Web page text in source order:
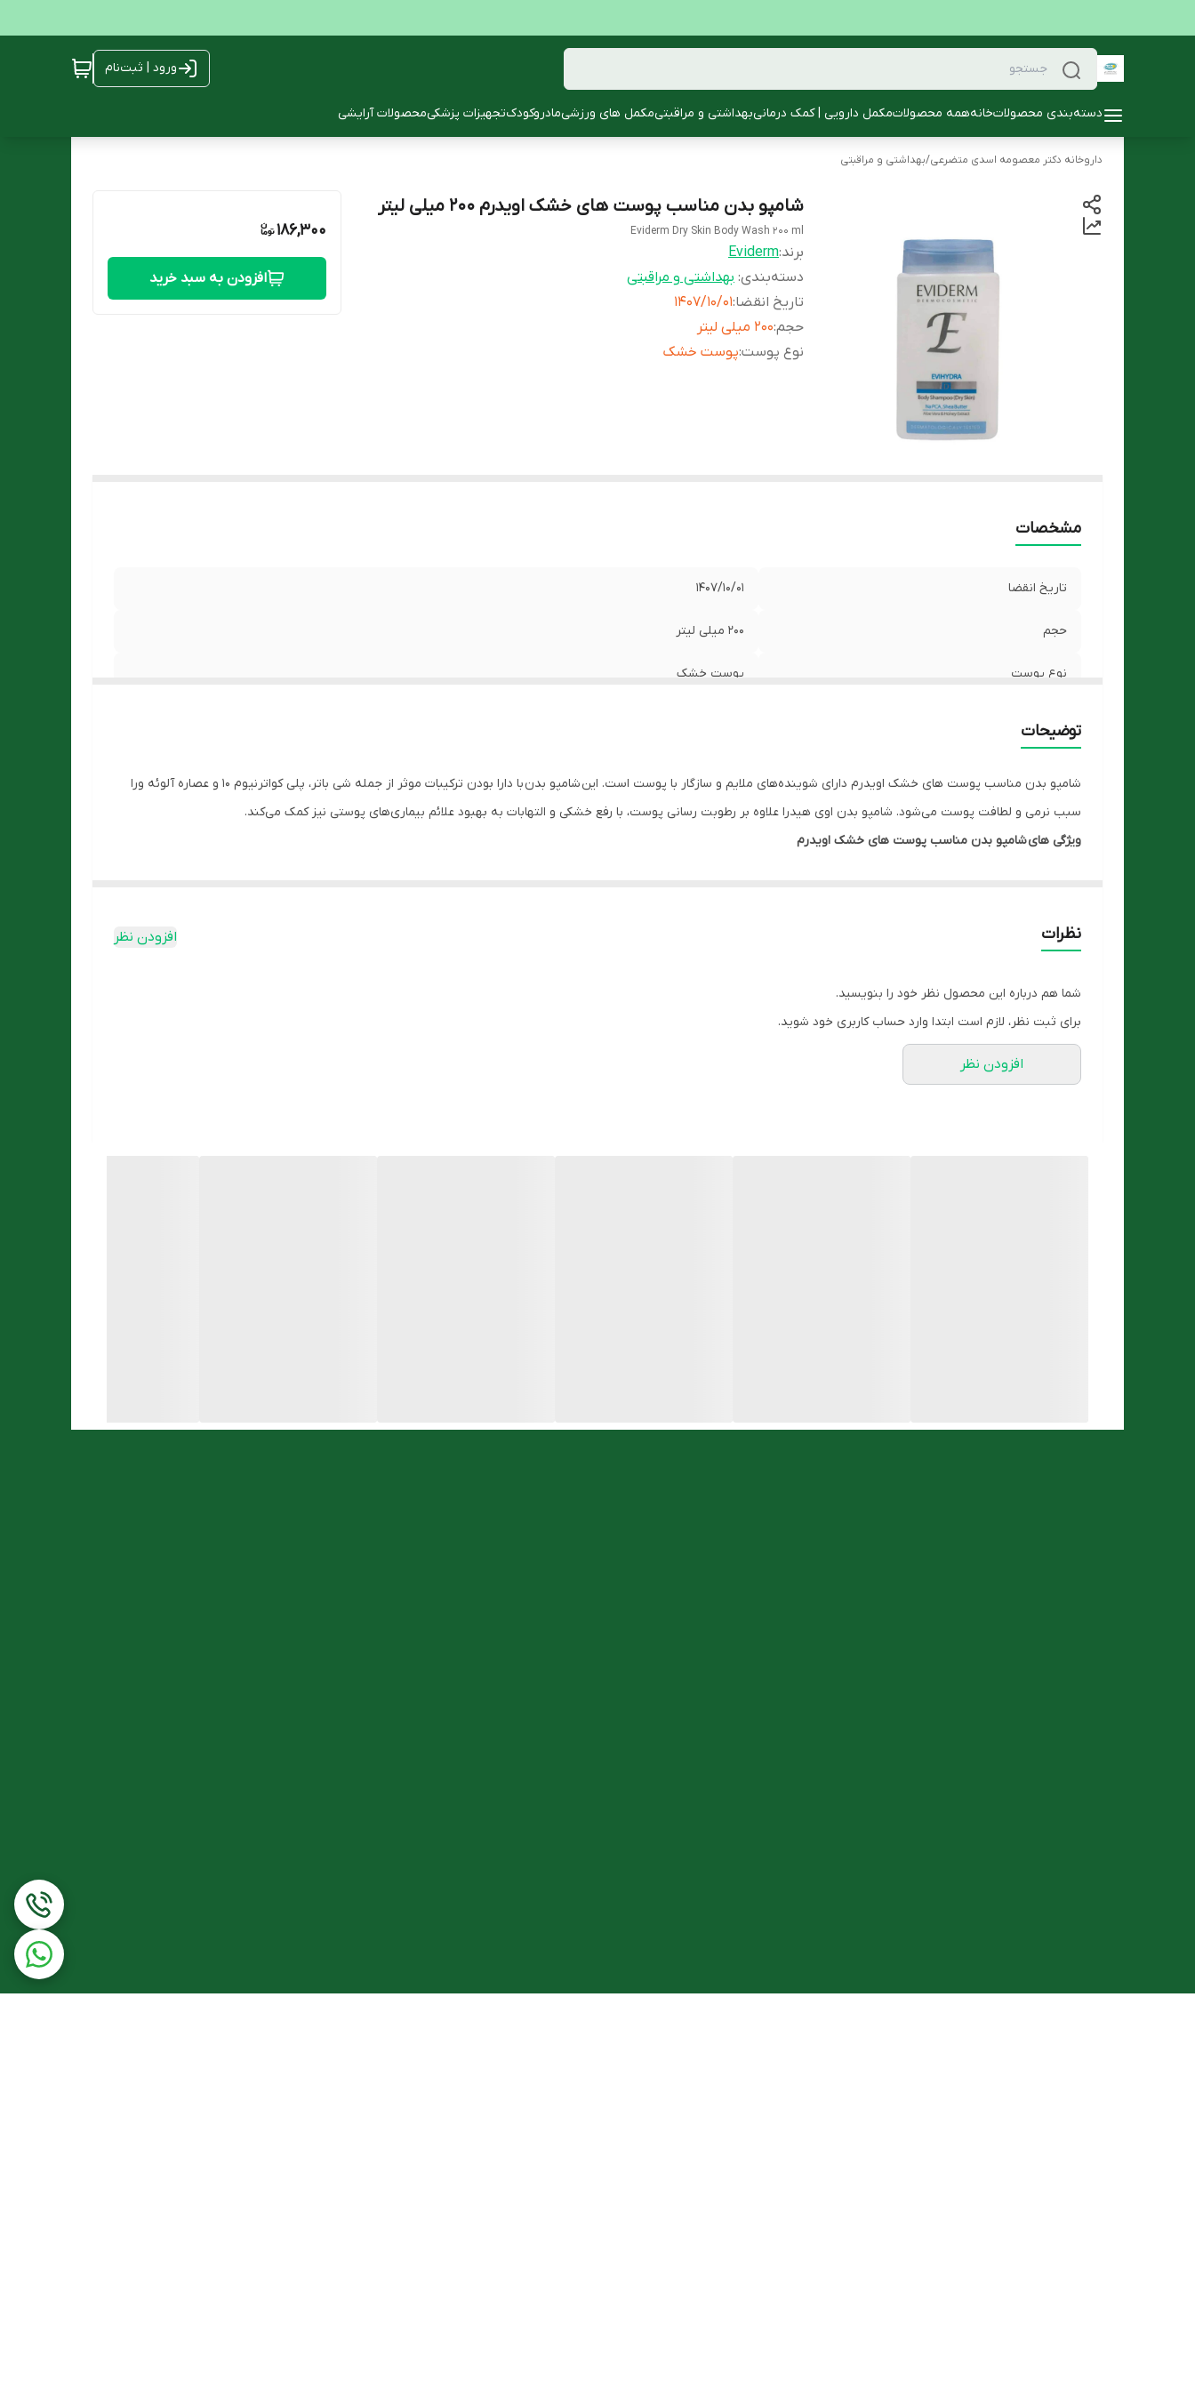
ورود | ثبت‌نام
دسته‌بندی محصولاتخانههمه محصولاتمکمل دارویی | کمک درمانیبهداشتی و مراقبتیمکمل های ورزشیمادروکودکتجهیزات پزشکیمحصولات آرایشی
داروخانه دکتر معصومه اسدی متضرعی/بهداشتی و مراقبتی
شامپو بدن مناسب پوست های خشک اویدرم 200 میلی لیتر
Eviderm Dry Skin Body Wash 200 ml
برند:Eviderm
دسته‌بندی: بهداشتی و مراقبتی
تاریخ انقضا:
1407/10/01
حجم:200 میلی لیتر
نوع پوست:پوست خشک
186,300
افزودن به سبد خرید
مشخصات
تاریخ انقضا 1407/10/01
حجم 200 میلی لیتر
نوع پوست پوست خشک
توضیحات
شامپو بدن مناسب پوست های خشک اویدرم دارای شوینده‌های ملایم و سازگار با پوست است. این شامپو بدن با دارا بودن ترکیبات موثر از جمله شی باتر، پلی کواترنیوم 10 و عصاره آلوئه ورا
سبب نرمی و لطافت پوست می‌شود. شامپو بدن اوی هیدرا علاوه بر رطوبت رسانی پوست، با رفع خشکی و التهابات به بهبود علائم بیماری‌های پوستی نیز کمک می‌کند.
ویژگی های شامپو بدن مناسب پوست های خشک اویدرم
مرطوب کننده و نرم کننده قوی
حاوی عصاره آلوئه ورا و عسل
PH 5.5
روش مصرف
نظرات افزودن نظر
شما هم درباره این محصول نظر خود را بنویسید.
برای ثبت نظر، لازم است ابتدا وارد حساب کاربری خود شوید.
افزودن نظر